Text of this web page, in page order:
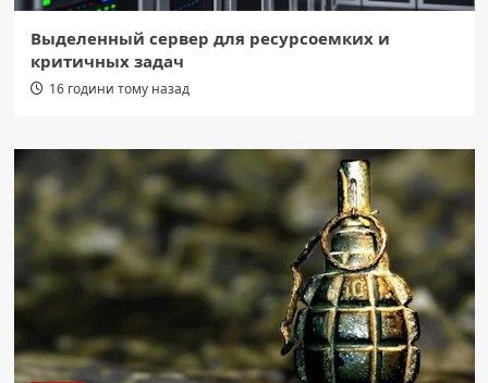
Выделенный сервер для ресурсоемких и
критичных задач
16 години тому назад